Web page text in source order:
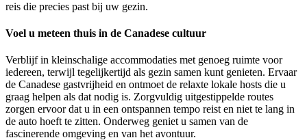
reis die precies past bij uw gezin.
Voel u meteen thuis in de Canadese cultuur
Verblijf in kleinschalige accommodaties met genoeg ruimte voor
iedereen, terwijl tegelijkertijd als gezin samen kunt genieten. Ervaar
de Canadese gastvrijheid en ontmoet de relaxte lokale hosts die u
graag helpen als dat nodig is. Zorgvuldig uitgestippelde routes
zorgen ervoor dat u in een ontspannen tempo reist en niet te lang in
de auto hoeft te zitten. Onderweg geniet u samen van de
fascinerende omgeving en van het avontuur.